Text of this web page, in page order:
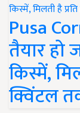
Pusa
तैयार हो
किस्में,
क्विंटल